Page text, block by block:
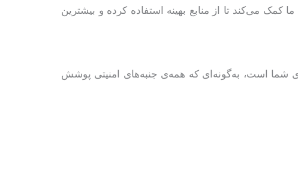
کمک می‌کند تا از منابع بهینه استفاده کرده و بیشترین
شما است، به‌گونه‌ای که همه‌ی جنبه‌های امنیتی پوشش